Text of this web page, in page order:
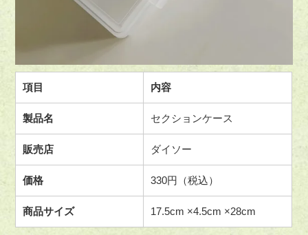
項目 内容
製品名 セクションケース
販売店 ダイソー
価格 330円（税込）
商品サイズ 17.5cm ×4.5cm ×28cm